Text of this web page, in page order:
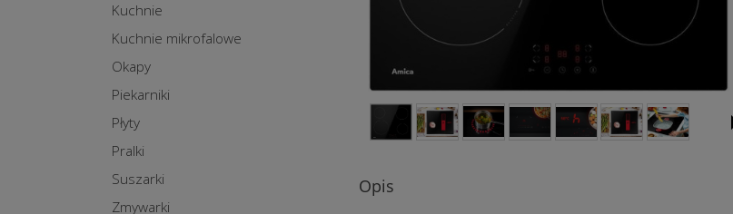
Kuchnie
Kuchnie mikrofalowe
Okapy
Piekarniki
Płyty
Pralki
Suszarki
Zmywarki
Opis